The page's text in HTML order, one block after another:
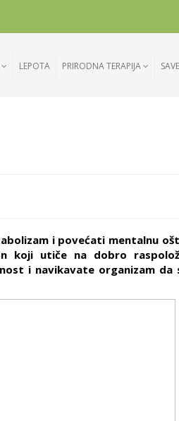
LEPOTA PRIRODNA TERAPIJA
i povećati mentalnu
koji utiče na dobro
i navikavate organizam da